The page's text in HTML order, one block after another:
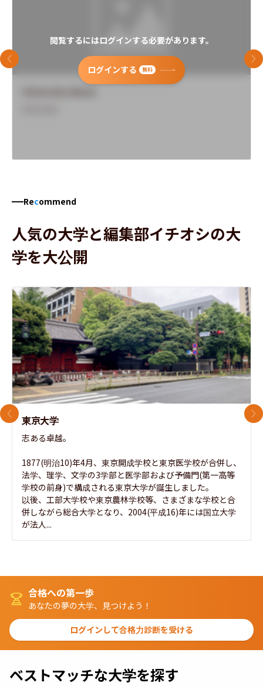
閲覧するにはログインする必要があります。
ログインする 無料
前のスライド 次
Recommend
人気の大学と編集部イチオシの大
学を大公開
東京大学
志ある卓越。
1877(明治10)年4月、東京開成学校と東京医学校が合併し、
法学、理学、文学の3学部と医学部および予備門(第一高等
学校の前身)で構成される東京大学が誕生しました。
以後、工部大学校や東京農林学校等、さまざまな学校と合
併しながら総合大学となり、2004(平成16)年には国立大学
が法人...
前のスライド 次
合格への第一歩
あなたの夢の大学、見つけよう！
ログインして合格力診断を受ける
ベストマッチな大学を探す